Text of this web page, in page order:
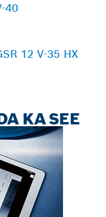
40
12 V-35 HX
KA SEE